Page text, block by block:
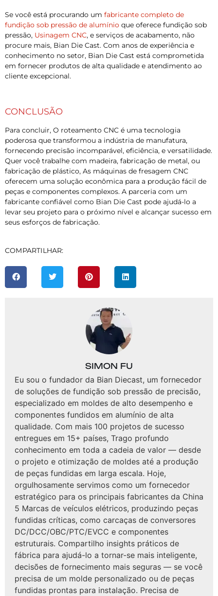
Se você está procurando um fabricante completo de
fundição sob pressão de alumínio que oferece fundição sob
pressão, Usinagem CNC, e serviços de acabamento, não
procure mais, Bian Die Cast. Com anos de experiência e
conhecimento no setor, Bian Die Cast está comprometida
em fornecer produtos de alta qualidade e atendimento ao
cliente excepcional.
CONCLUSÃO
Para concluir, O roteamento CNC é uma tecnologia
poderosa que transformou a indústria de manufatura,
fornecendo precisão incomparável, eficiência, e versatilidade.
Quer você trabalhe com madeira, fabricação de metal, ou
fabricação de plástico, As máquinas de fresagem CNC
oferecem uma solução econômica para a produção fácil de
peças e componentes complexos. A parceria com um
fabricante confiável como Bian Die Cast pode ajudá-lo a
levar seu projeto para o próximo nível e alcançar sucesso em
seus esforços de fabricação.
COMPARTILHAR:
SIMON FU
Eu sou o fundador da Bian Diecast, um fornecedor
de soluções de fundição sob pressão de precisão,
especializado em moldes de alto desempenho e
componentes fundidos em alumínio de alta
qualidade. Com mais 100 projetos de sucesso
entregues em 15+ países, Trago profundo
conhecimento em toda a cadeia de valor — desde
o projeto e otimização de moldes até a produção
de peças fundidas em larga escala. Hoje,
orgulhosamente servimos como um fornecedor
estratégico para os principais fabricantes da China
5 Marcas de veículos elétricos, produzindo peças
fundidas críticas, como carcaças de conversores
DC/DCC/OBC/PTC/EVCC e componentes
estruturais. Compartilho insights práticos de
fábrica para ajudá-lo a tornar-se mais inteligente,
decisões de fornecimento mais seguras — se você
precisa de um molde personalizado ou de peças
fundidas prontas para instalação. Precisa de